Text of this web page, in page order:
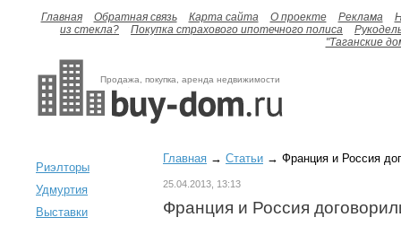
Главная Обратная связь Карта сайта О проекте Реклама
из стекла?
Покупка страхового ипотечного полиса
"Таганские
Продажа, покупка, аренда недвижимости
Риэлторы
Удмуртия
Выставки
Главная → Статьи → Франция и Россия
25.04.2013, 13:13
Франция и Россия